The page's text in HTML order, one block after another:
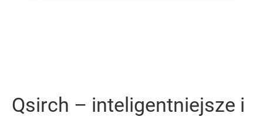
Qsirch – inteligentniejsze i